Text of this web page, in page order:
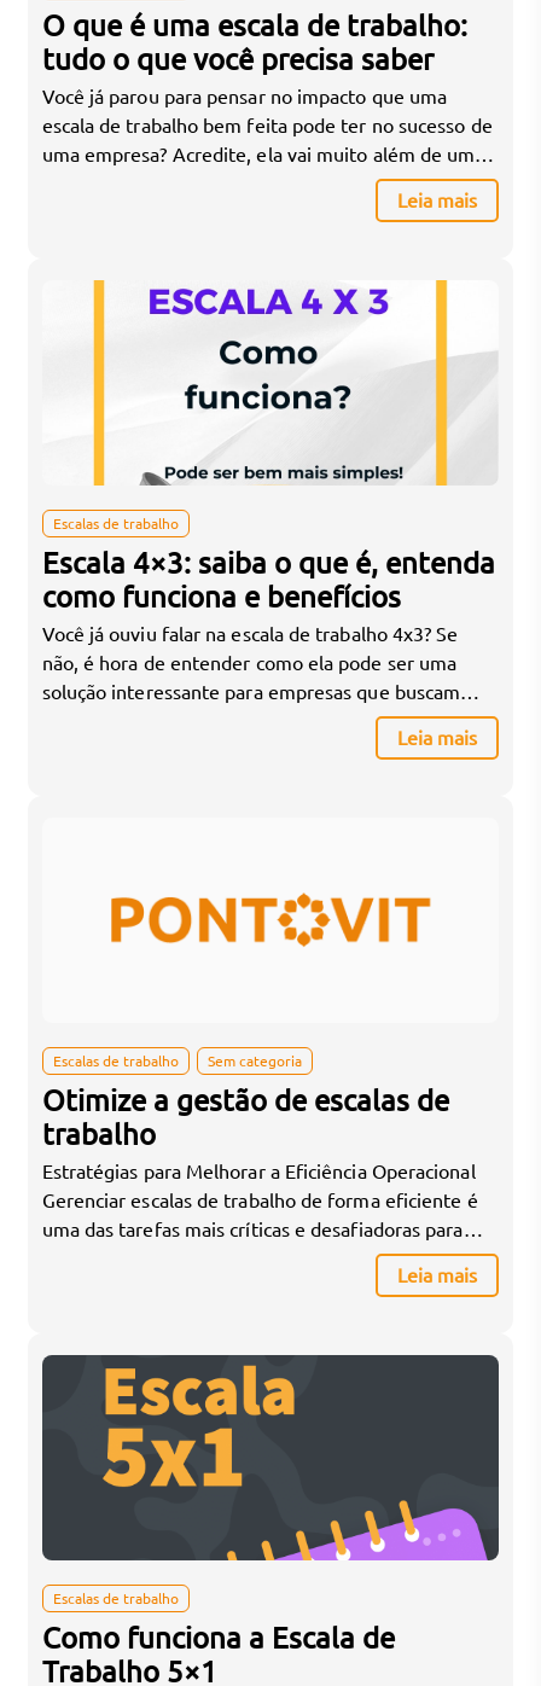
O que é uma escala de trabalho:
tudo o que você precisa saber
Você já parou para pensar no impacto que uma
escala de trabalho bem feita pode ter no sucesso de
uma empresa? Acredite, ela vai muito além de uma
simples organização de horários. Uma escala de
trabalho eficiente é essencial para manter a
Leia mais
Escalas de trabalho
Escala 4×3: saiba o que é, entenda
como funciona e benefícios
Você já ouviu falar na escala de trabalho 4x3? Se
não, é hora de entender como ela pode ser uma
solução interessante para empresas que buscam
flexibilidade e otimização das jornadas de trabalho.
Afinal, todo gestor sabe como é importante manter
Leia mais
Escalas de trabalho Sem categoria
Otimize a gestão de escalas de
trabalho
Estratégias para Melhorar a Eficiência Operacional
Gerenciar escalas de trabalho de forma eficiente é
uma das tarefas mais críticas e desafiadoras para
qualquer organização. A complexidade aumenta à
medida que as empresas crescem, demandando
vamos explorar as melhores práticas e ferramentas
Leia mais
Escalas de trabalho
Como funciona a Escala de
Trabalho 5×1